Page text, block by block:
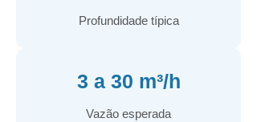
Profundidade típica
3 a 30 m³/h
Vazão esperada